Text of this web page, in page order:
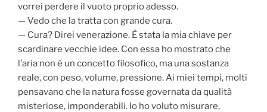
vorrei perdere il vuoto proprio adesso.
— Vedo che la tratta con grande cura.
— Cura? Direi venerazione. È stata la mia chiave per
scardinare vecchie idee. Con essa ho mostrato che
l’aria non è un concetto filosofico, ma una sostanza
reale, con peso, volume, pressione. Ai miei tempi, molti
pensavano che la natura fosse governata da qualità
misteriose, imponderabili. Io ho voluto misurare,